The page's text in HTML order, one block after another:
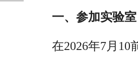
一、参加实验室
在2026年7月10